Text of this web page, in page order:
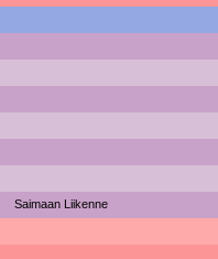
Saimaan Liikenne